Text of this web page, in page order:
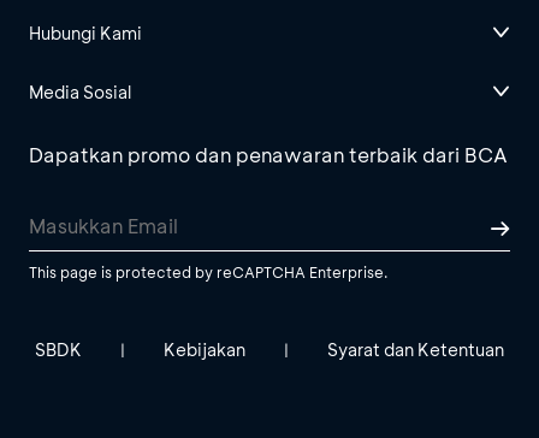
Hubungi Kami
Media Sosial
Dapatkan promo dan penawaran terbaik dari BCA
This page is protected by reCAPTCHA Enterprise.
SBDK | Kebijakan | Syarat dan Ketentuan